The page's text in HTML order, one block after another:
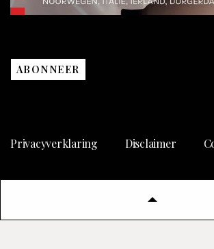
ABONNEER
Privacyverklaring Disclaimer